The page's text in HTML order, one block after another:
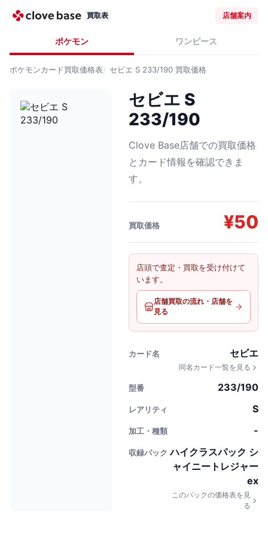
買取表 店舗案内
ポケモン ワンピース
ポケモンカード買取価格表 セビエ S 233/190 買取価格
セビエ S
233/190
Clove Base店舗での買取価格
とカード情報を確認できま
す。
買取価格 ¥50
店頭で査定・買取を受け付けて
います。
店舗買取の流れ・店舗を
見る
カード名 セビエ
同名カード一覧を見る
型番 233/190
レアリティ S
加工・種類 -
収録パック ハイクラスパック シ
ャイニートレジャー
ex
このパックの価格表を見
る